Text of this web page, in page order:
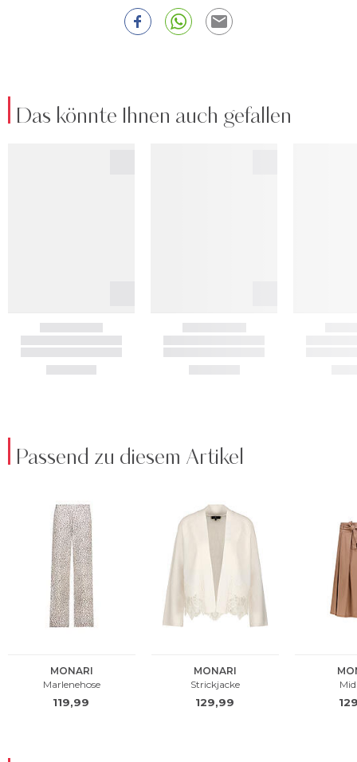
Das könnte Ihnen auch gefallen
Passend zu diesem Artikel